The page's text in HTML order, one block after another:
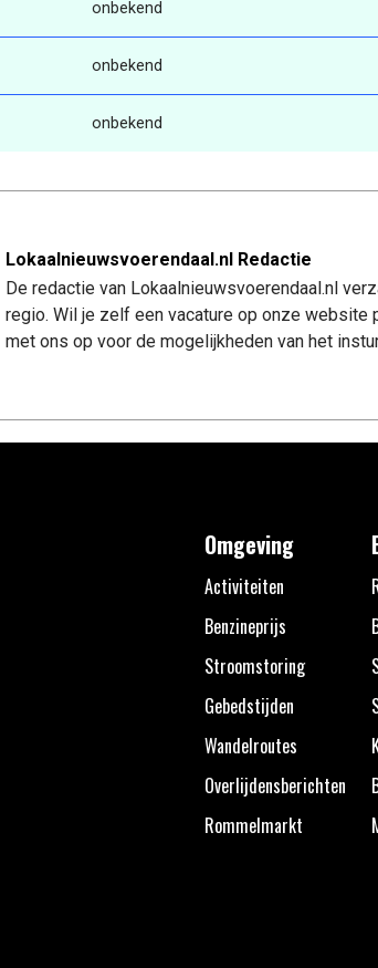
onbekend
onbekend
onbekend
Lokaalnieuwsvoerendaal.nl Redactie
De redactie van Lokaalnieuwsvoerendaal.nl
regio. Wil je zelf een vacature op onze website
met ons op voor de mogelijkheden van het
Omgeving
Activiteiten
Benzineprijs
Stroomstoring
Gebedstijden
Wandelroutes
Overlijdensberichten
Rommelmarkt